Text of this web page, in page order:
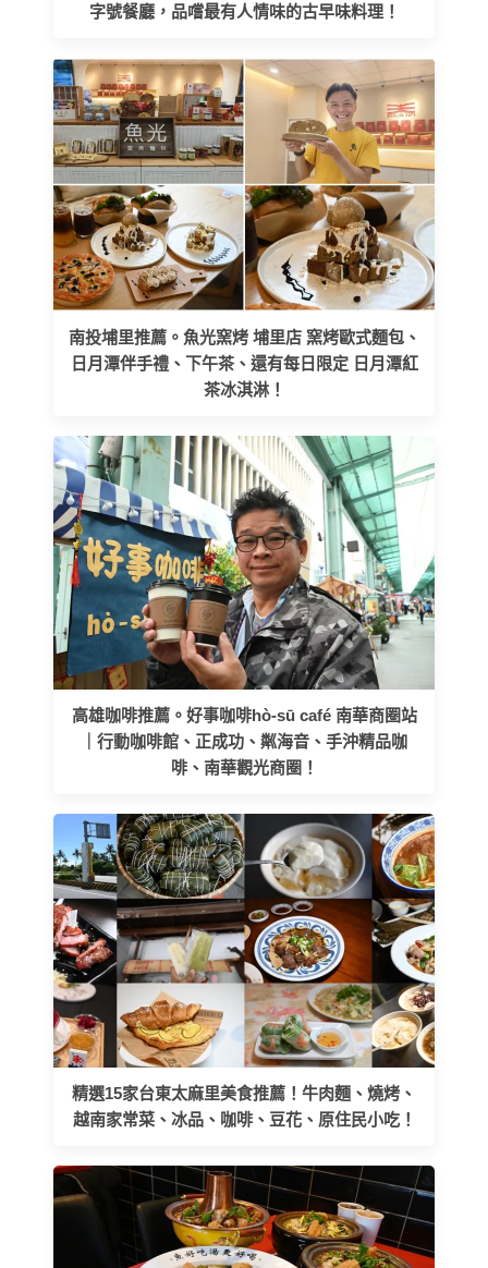
字號餐廳，品嚐最有人情味的古早味料理！
南投埔里推薦。魚光窯烤 埔里店 窯烤歐式麵包、
日月潭伴手禮、下午茶、還有每日限定 日月潭紅
茶冰淇淋！
高雄咖啡推薦。好事咖啡hò-sū café 南華商圈站
｜行動咖啡館、正成功、粼海音、手沖精品咖
啡、南華觀光商圈！
精選15家台東太麻里美食推薦！牛肉麵、燒烤、
越南家常菜、冰品、咖啡、豆花、原住民小吃！